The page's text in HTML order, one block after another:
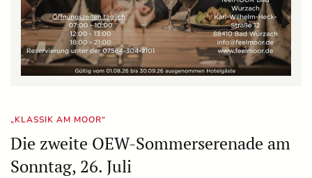
„KLASSIK AM MOOR“
Die zweite OEW-Sommerserenade am
Sonntag, 26. Juli